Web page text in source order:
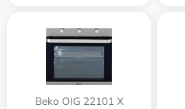
Beko OIG 22101 X